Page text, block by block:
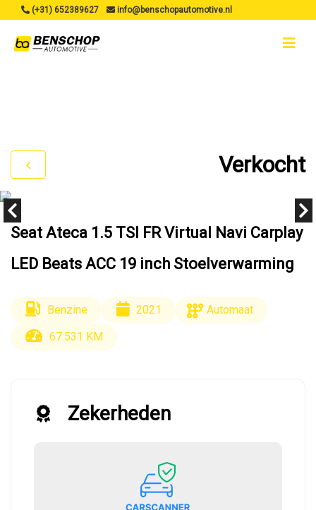
(+31) 652389627 info@benschopautomotive.nl
Verkocht
Seat Ateca 1.5 TSI FR Virtual Navi Carplay
LED Beats ACC 19 inch Stoelverwarming
Benzine 2021
Automaat
67.531 KM
Zekerheden